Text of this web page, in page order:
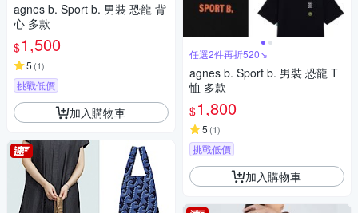
agnes b. Sport b. 男裝 恐龍 背
心 多款
$1,500
5 (1)
挑戰低價
加入購物車
任選2件再折520↘
agnes b. Sport b. 男裝 恐龍 T
恤 多款
$1,800
5 (1)
挑戰低價
加入購物車